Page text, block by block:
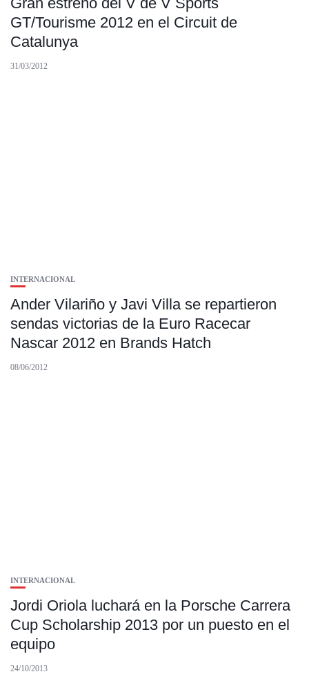
GT/Tourisme 2012 en el Circuit de
Catalunya
31/03/2012
INTERNACIONAL
Ander Vilariño y Javi Villa se repartieron
sendas victorias de la Euro Racecar
Nascar 2012 en Brands Hatch
08/06/2012
INTERNACIONAL
Jordi Oriola luchará en la Porsche Carrera
Cup Scholarship 2013 por un puesto en el
equipo
24/10/2013